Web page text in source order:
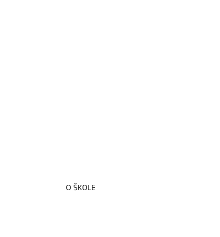
O ŠKOLE